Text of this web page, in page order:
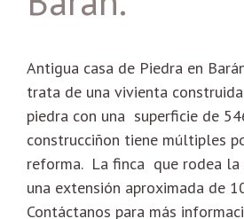
Antigua casa de Piedra en
trata de una vivienta
piedra con una superficie de
construcciñon tiene múltiples
reforma. La finca que rodea
una extensión aproximada de
Contáctanos para más